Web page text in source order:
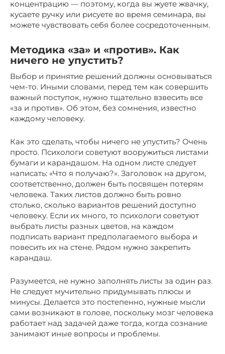
концентрацию — поэтому, когда вы жуете жвачку,
кусаете ручку или рисуете во время семинара, вы
можете чувствовать себя более сосредоточенным.
Методика «за» и «против». Как
ничего не упустить?
Выбор и принятие решений должны основываться
чем-то. Иными словами, перед тем как совершить
важный поступок, нужно тщательно взвесить все
«за и против». Об этом, без сомнения, известно
каждому человеку.
Как это сделать, чтобы ничего не упустить? Очень
просто. Психологи советуют вооружиться листами
бумаги и карандашом. На одном листе следует
написать: «Что я получаю?». Заголовок на другом,
соответственно, должен быть посвящен потерям
человека. Таких листов должно быть ровно
столько, сколько вариантов решений доступно
человеку. Если их много, то психологи советуют
выбрать листы разных цветов, на каждом
подписать вариант предполагаемого выбора и
повесить их на стене. Рядом нужно закрепить
карандаш.
Разумеется, не нужно заполнять листы за один раз.
Не следует мучительно придумывать плюсы и
минусы. Делается это постепенно, нужные мысли
сами возникают в голове, поскольку мозг человека
работает над задачей даже тогда, когда сознание
занимают иные вопросы и проблемы.